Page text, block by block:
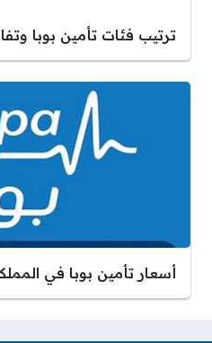
ترتيب فئات تأمين بوبا
أسعار تأمين بوبا في